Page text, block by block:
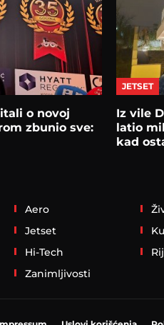
o novoj
zbunio sve:
JETSET
Iz vile
latio
kad
Aero
Jetset
Hi-Tech
Zanimljivosti